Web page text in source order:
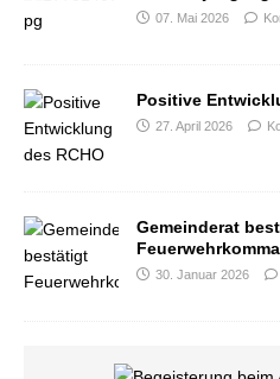
07. Mai 2026
Positive
27. April 2026
Gemeinderat
30. Januar 2026